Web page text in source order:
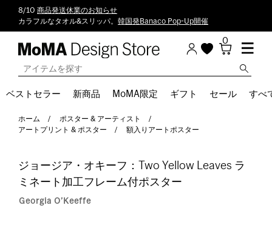
8/10 商品発送休業のお知らせ
カラフルなタオル&スリッパ。 韓国発Banaco Pop-Up開催
0
ベストセラー 新商品 MoMA限定 ギフト セール すべ
ホーム
ポスター & アーティスト
アートプリント & ポスター
額入りアートポスター
ジョージア・オキーフ：Two Yellow Leaves ラ
ミネート加工フレーム付ポスター
Georgia O’Keeffe